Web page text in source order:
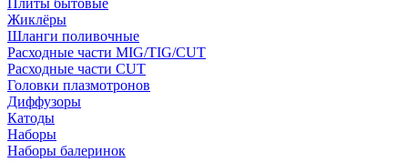
Плиты бытовые
Жиклёры
Шланги поливочные
Расходные части MIG/TIG/CUT
Расходные части CUT
Головки плазмотронов
Диффузоры
Катоды
Наборы
Наборы балеринок